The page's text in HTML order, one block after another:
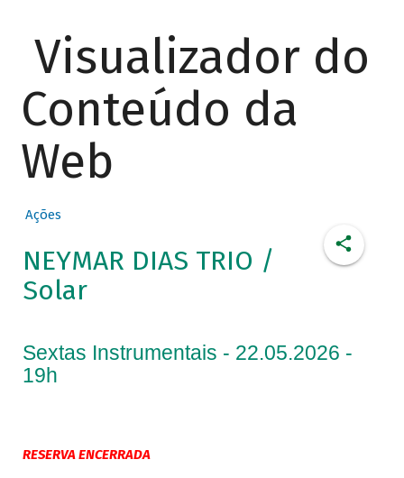
Visualizador do
Conteúdo da
Web
Ações
NEYMAR DIAS TRIO /
Solar
Sextas Instrumentais - 22.05.2026 -
19h
RESERVA ENCERRADA